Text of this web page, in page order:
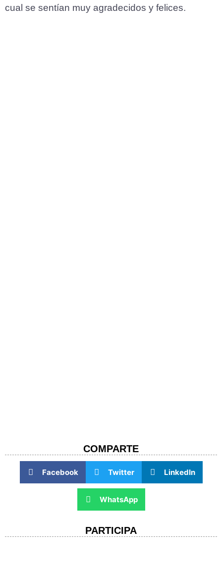
cual se sentían muy agradecidos y felices.
COMPARTE​
Facebook Twitter LinkedIn
WhatsApp
PARTICIPA